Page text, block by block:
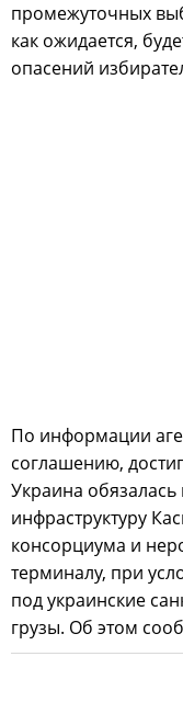
промежуточных
как ожидается,
опасений
По информации
соглашению,
Украина
инфраструктуру
консорциума и
терминалу, при
под украинские
грузы. Об этом